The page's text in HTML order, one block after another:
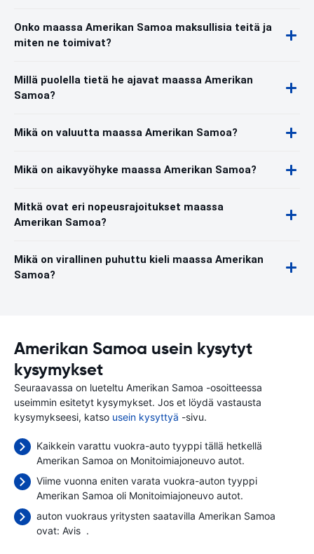
Onko maassa Amerikan Samoa maksullisia teitä ja
miten ne toimivat?
Millä puolella tietä he ajavat maassa Amerikan
Samoa?
Mikä on valuutta maassa Amerikan Samoa?
Mikä on aikavyöhyke maassa Amerikan Samoa?
Mitkä ovat eri nopeusrajoitukset maassa
Amerikan Samoa?
Mikä on virallinen puhuttu kieli maassa Amerikan
Samoa?
Amerikan Samoa usein kysytyt
kysymykset
Seuraavassa on lueteltu Amerikan Samoa -osoitteessa
useimmin esitetyt kysymykset. Jos et löydä vastausta
kysymykseesi, katso usein kysyttyä -sivu.
Kaikkein varattu vuokra-auto tyyppi tällä hetkellä
Amerikan Samoa on Monitoimiajoneuvo autot.
Viime vuonna eniten varata vuokra-auton tyyppi
Amerikan Samoa oli Monitoimiajoneuvo autot.
auton vuokraus yritysten saatavilla Amerikan Samoa
ovat: Avis .